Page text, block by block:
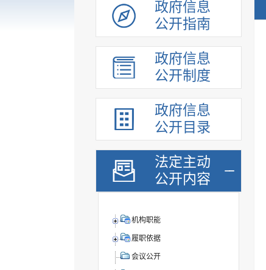
政府信息
公开指南
政府信息
公开制度
政府信息
公开目录
法定主动
公开内容
机构职能
履职依据
会议公开